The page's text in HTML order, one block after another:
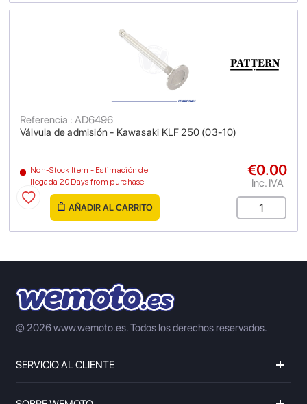
Válvula de admisión - Kawasaki KLF 250 (03-10)
Referencia : AD6496
Non-Stock Item - Estimación de
llegada 20 Days from purchase
€0.00
Inc. IVA
AÑADIR AL CARRITO
© 2026 www.wemoto.es.Todos los derechos reservados.
SERVICIO AL CLIENTE